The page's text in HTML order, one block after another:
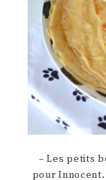
– Les petits
pour